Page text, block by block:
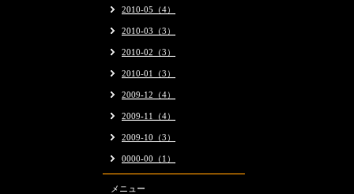
2010-05（4）
2010-03（3）
2010-02（3）
2010-01（3）
2009-12（4）
2009-11（4）
2009-10（3）
0000-00（1）
メニュー